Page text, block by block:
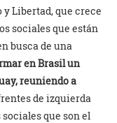
y Libertad, que crece
sociales que están
busca de una
en Brasil un
reuniendo a
de izquierda
que son el